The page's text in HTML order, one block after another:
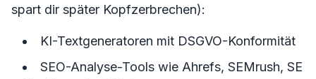
spart dir später Kopfzerbrechen):
KI-Textgeneratoren mit DSGVO-Konformität
SEO-Analyse-Tools wie Ahrefs, SEMrush, SE